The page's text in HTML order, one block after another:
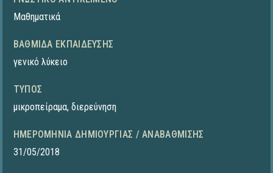
Μαθηματικά
ΒΑΘΜΊΔΑ ΕΚΠΑΊΔΕΥΣΗΣ
γενικό λύκειο
ΤΎΠΟΣ
μικροπείραμα, διερεύνηση
ΗΜΕΡΟΜΗΝΊΑ ΔΗΜΙΟΥΡΓΊΑΣ / ΑΝΑΒΆΘΜΙΣΗΣ
31/05/2018